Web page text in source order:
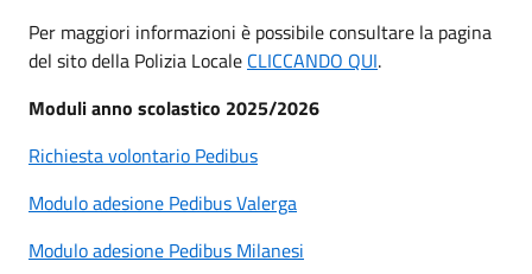
Per maggiori informazioni è possibile consultare la pagina
del sito della Polizia Locale CLICCANDO QUI.
Moduli anno scolastico 2025/2026
Richiesta volontario Pedibus
Modulo adesione Pedibus Valerga
Modulo adesione Pedibus Milanesi